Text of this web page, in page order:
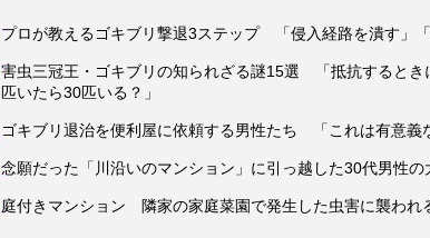
プロが教えるゴキブリ撃退3ステップ 「侵入経路を潰す」「
害虫三冠王・ゴキブリの知られざる謎15選 「抵抗するとき
匹いたら30匹いる？」
ゴキブリ退治を便利屋に依頼する男性たち 「これは有意義
念願だった「川沿いのマンション」に引っ越した30代男性の
庭付きマンション 隣家の家庭菜園で発生した虫害に襲われ